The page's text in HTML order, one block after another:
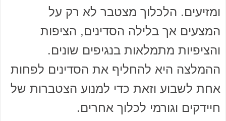
ומזיעים. הלכלוך מצטבר לא רק על
המצעים אך בלילה הסדינים, הציפות
והציפיות מתמלאות בנגיפים שונים.
ההמלצה היא להחליף את הסדינים לפחות
אחת לשבוע וזאת כדי למנוע הצטברות של
חיידקים וגורמי לכלוך אחרים.